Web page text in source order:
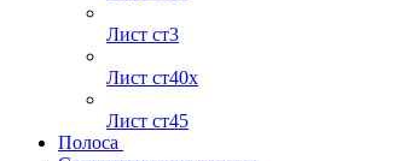
Лист ст3
Лист ст40х
Лист ст45
Полоса